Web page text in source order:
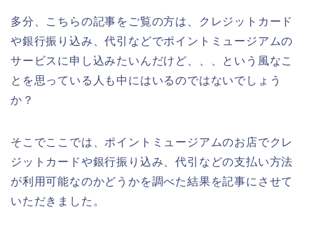
多分、こちらの記事をご覧の方は、クレジットカード
や銀行振り込み、代引などでポイントミュージアムの
サービスに申し込みたいんだけど、、、という風なこ
とを思っている人も中にはいるのではないでしょう
か？
そこでここでは、ポイントミュージアムのお店でクレ
ジットカードや銀行振り込み、代引などの支払い方法
が利用可能なのかどうかを調べた結果を記事にさせて
いただきました。